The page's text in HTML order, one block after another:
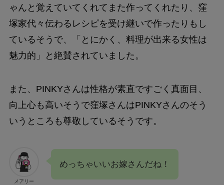
ゃんと覚えていてくれてまた作ってくれたり、窪
塚家代々伝わるレシピを受け継いで作ったりもし
ているそうで、「とにかく、料理が出来る女性は
魅力的」と絶賛されていました。
また、PINKYさんは性格が素直ですごく真面目、
向上心も高いそうで窪塚さんはPINKYさんのそう
いうところも尊敬しているそうです。
メアリー
めっちゃいいお嫁さんだね！